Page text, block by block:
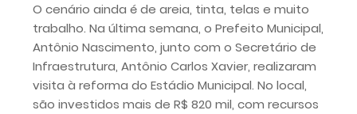
O cenário ainda é de areia, tinta, telas e muito
trabalho. Na última semana, o Prefeito Municipal,
Antônio Nascimento, junto com o Secretário de
Infraestrutura, Antônio Carlos Xavier, realizaram
visita à reforma do Estádio Municipal. No local,
são investidos mais de R$ 820 mil, com recursos